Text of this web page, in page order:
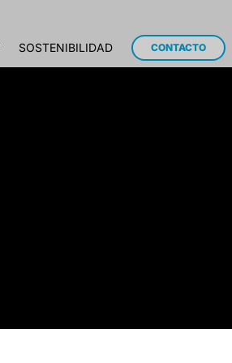
SOSTENIBILIDAD CONTACTO